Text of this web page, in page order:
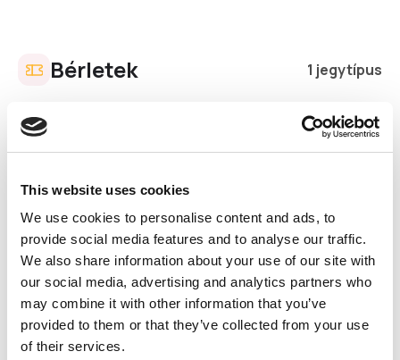
This website uses cookies
We use cookies to personalise content and ads, to
provide social media features and to analyse our traffic.
We also share information about your use of our site with
our social media, advertising and analytics partners who
may combine it with other information that you’ve
provided to them or that they’ve collected from your use
of their services.
Bérletek 1 jegytípus
A fesztivál minden napjára belépésre
Élvezd a 10 nap szabadságot a
10 nap mindegyikén beléphetsz bármely
programra.
60 000 Ft Hozzáadás
Kosarad· 0 tétel